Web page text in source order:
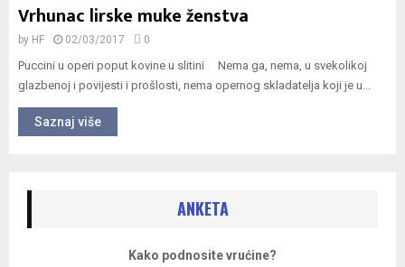
Vrhunac lirske muke ženstva
by HF 02/03/2017 0
Puccini u operi poput kovine u slitini Nema ga, nema, u svekolikoj
glazbenoj i povijesti i prošlosti, nema opernog skladatelja koji je u...
Saznaj više
ANKETA
Kako podnosite vrućine?